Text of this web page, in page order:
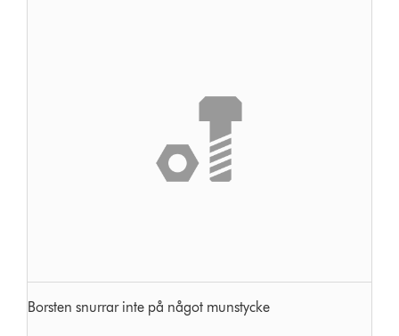
Borsten snurrar inte på något munstycke